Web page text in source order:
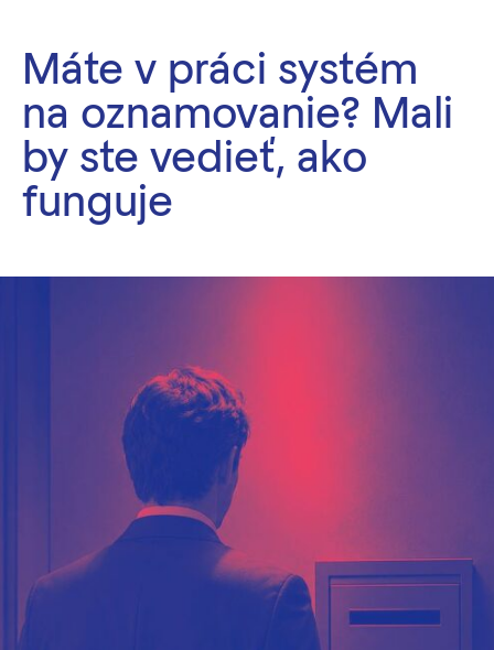
Máte v práci systém
na oznamovanie? Mali
by ste vedieť, ako
funguje